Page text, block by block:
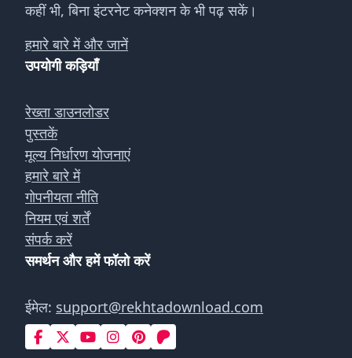
कहीं भी, बिना इंटरनेट कनेक्शन के भी पढ़ सकें।
हमारे बारे में और जानें
उपयोगी कड़ियाँ
रेख्ता डाउनलोडर
पुस्तकें
मूल्य निर्धारण योजनाएं
हमारे बारे में
गोपनीयता नीति
नियम एवं शर्तें
संपर्क करें
समर्थन और हमें फॉलो करें
ईमेल: support@rekhtadownload.com